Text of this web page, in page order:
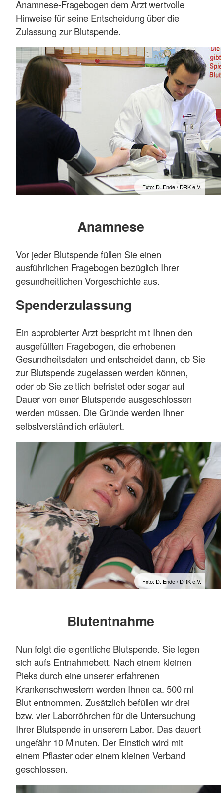
Anamnese-Fragebogen dem Arzt wertvolle
Hinweise für seine Entscheidung über die
Zulassung zur Blutspende.
Foto: D. Ende / DRK e.V.
Anamnese
Vor jeder Blutspende füllen Sie einen
ausführlichen Fragebogen bezüglich Ihrer
gesundheitlichen Vorgeschichte aus.
Spenderzulassung
Ein approbierter Arzt bespricht mit Ihnen den
ausgefüllten Fragebogen, die erhobenen
Gesundheitsdaten und entscheidet dann, ob Sie
zur Blutspende zugelassen werden können,
oder ob Sie zeitlich befristet oder sogar auf
Dauer von einer Blutspende ausgeschlossen
werden müssen. Die Gründe werden Ihnen
selbstverständlich erläutert.
Foto: D. Ende / DRK e.V.
Blutentnahme
Nun folgt die eigentliche Blutspende. Sie legen
sich aufs Entnahmebett. Nach einem kleinen
Pieks durch eine unserer erfahrenen
Krankenschwestern werden Ihnen ca. 500 ml
Blut entnommen. Zusätzlich befüllen wir drei
bzw. vier Laborröhrchen für die Untersuchung
Ihrer Blutspende in unserem Labor. Das dauert
ungefähr 10 Minuten. Der Einstich wird mit
einem Pflaster oder einem kleinen Verband
geschlossen.